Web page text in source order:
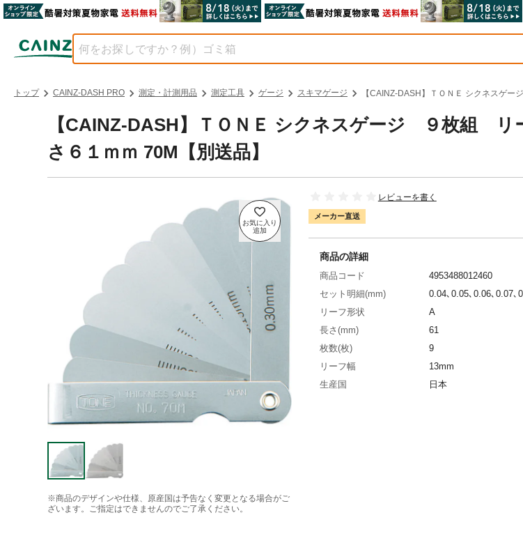
トップ CAINZ-DASH PRO 測定・計測用品 測定工具 ゲージ スキマゲージ 【CAINZ-DASH】ＴＯＮＥ シクネスゲ
【CAINZ-DASH】ＴＯＮＥ シクネスゲージ ９枚組
さ６１ｍｍ 70M【別送品】
※商品のデザインや仕様、原産国は予告なく変更となる場合がご
ざいます。ご指定はできませんのでご了承ください。
レビューを書く
メーカー直送
商品の詳細
商品コード
4953488012460
セット明細(mm)
0.04､0.05､0.06､0.07､
リーフ形状
A
長さ(mm)
61
枚数(枚)
9
リーフ幅
13mm
生産国
日本